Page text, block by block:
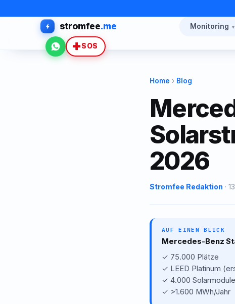
stromfee.me Monitoring
WhatsApp
SOS
Home › Blog
2026
Stromfee Redaktion ·
AUF EINEN BLICK
Mercedes-Benz
✓ 75.000 Plätze
✓ LEED Platinum
✓ 4.000 Solarmodule
✓ >1.600 MWh/Jahr